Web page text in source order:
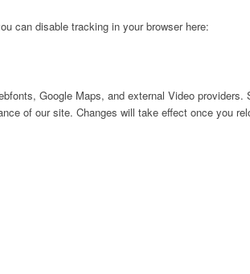
can disable tracking in your browser here:
Google Maps, and external Video
of our site. Changes will take effect once you